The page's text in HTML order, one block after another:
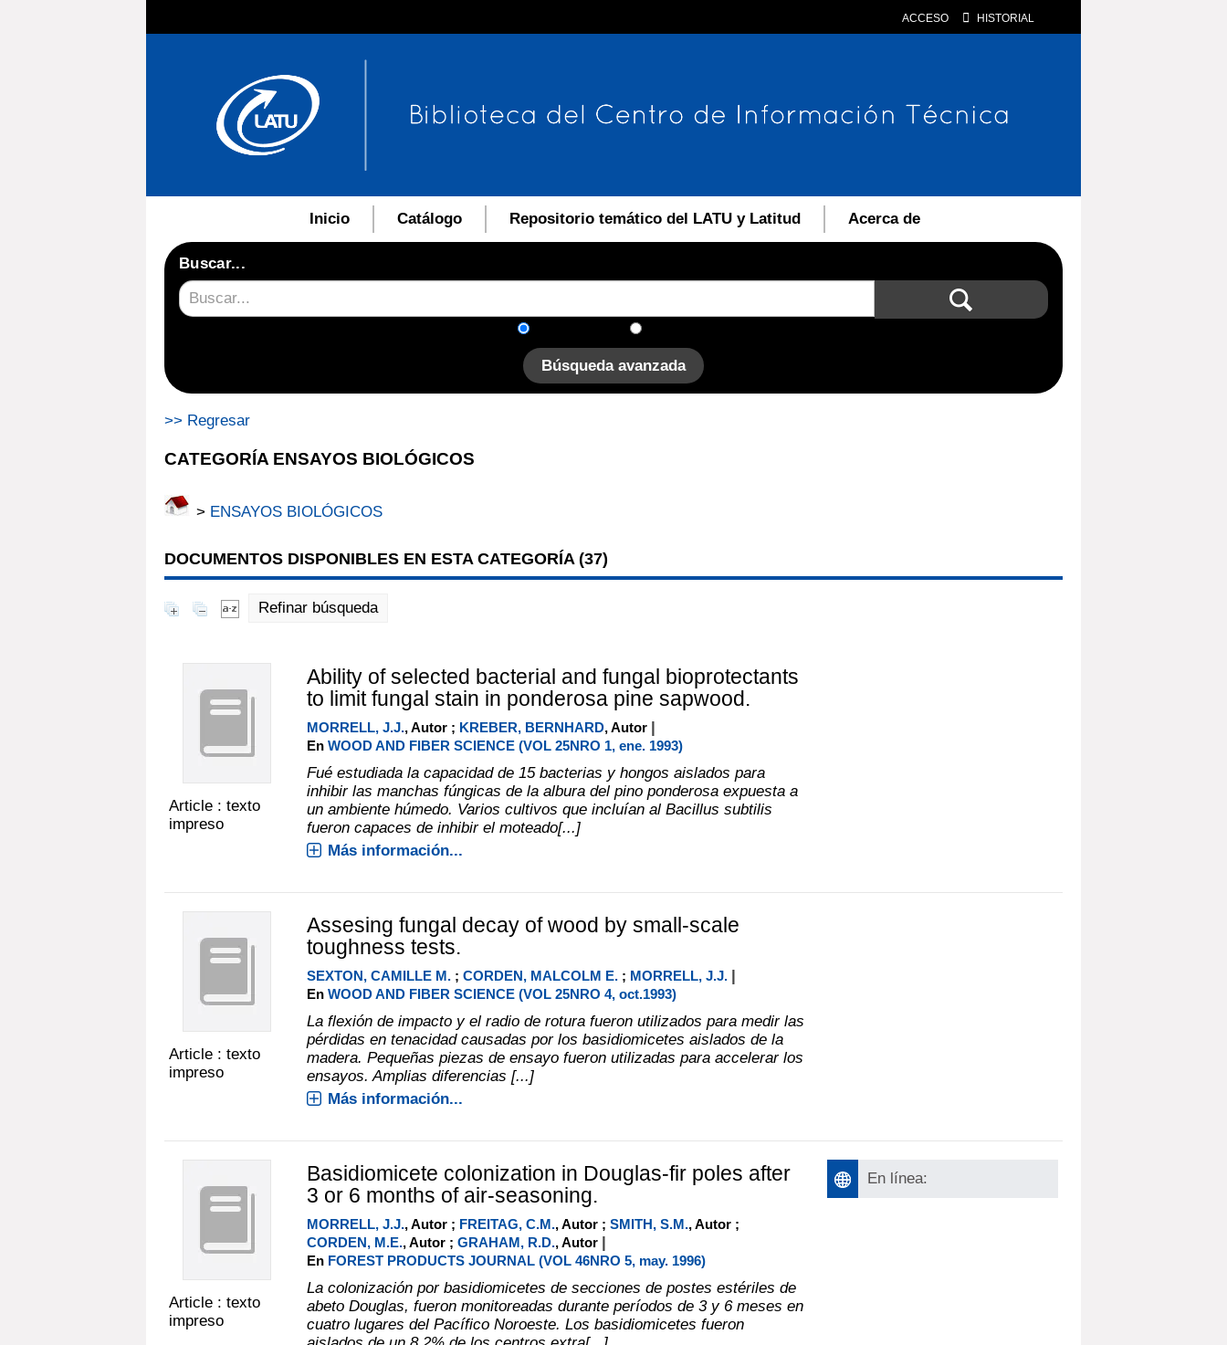
ACCESO HISTORIAL
Inicio Catálogo Repositorio temático del LATU y Latitud Acerca de
Buscar...
Búsqueda avanzada
>> Regresar
CATEGORÍA ENSAYOS BIOLÓGICOS
> ENSAYOS BIOLÓGICOS
DOCUMENTOS DISPONIBLES EN ESTA CATEGORÍA (37)
Refinar búsqueda
Article : texto
impreso
Ability of selected bacterial and fungal bioprotectants
to limit fungal stain in ponderosa pine sapwood.
MORRELL, J.J., Autor ; KREBER, BERNHARD, Autor |
En WOOD AND FIBER SCIENCE (VOL 25NRO 1, ene. 1993)
Fué estudiada la capacidad de 15 bacterias y hongos aislados para
inhibir las manchas fúngicas de la albura del pino ponderosa expuesta a
un ambiente húmedo. Varios cultivos que incluían al Bacillus subtilis
fueron capaces de inhibir el moteado[...]
Más información...
Article : texto
impreso
Assesing fungal decay of wood by small-scale
toughness tests.
SEXTON, CAMILLE M.; CORDEN, MALCOLM E.; MORRELL, J.J. |
En WOOD AND FIBER SCIENCE (VOL 25NRO 4, oct.1993)
La flexión de impacto y el radio de rotura fueron utilizados para medir las
pérdidas en tenacidad causadas por los basidiomicetes aislados de la
madera. Pequeñas piezas de ensayo fueron utilizadas para accelerar los
ensayos. Amplias diferencias [...]
Más información...
Article : texto
impreso
Basidiomicete colonization in Douglas-fir poles after
3 or 6 months of air-seasoning.
MORRELL, J.J., Autor ; FREITAG, C.M., Autor ; SMITH, S.M., Autor ;
CORDEN, M.E., Autor ; GRAHAM, R.D., Autor |
En FOREST PRODUCTS JOURNAL (VOL 46NRO 5, may. 1996)
La colonización por basidiomicetes de secciones de postes estériles de
abeto Douglas, fueron monitoreadas durante períodos de 3 y 6 meses en
cuatro lugares del Pacífico Noroeste. Los basidiomicetes fueron
En línea: